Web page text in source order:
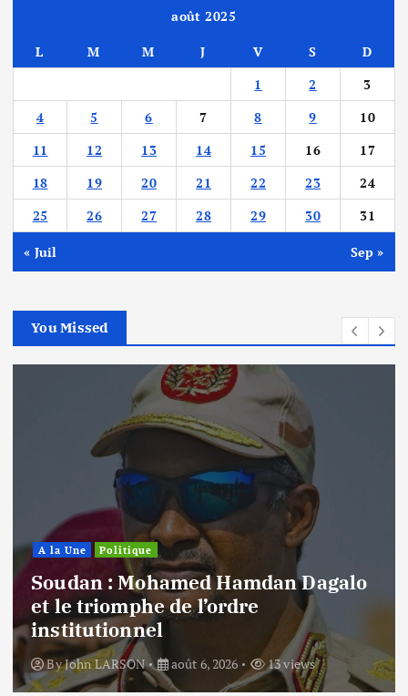
août 2025
L M M J V S
D
1
2
3
4
5 6 7 8 9
10
11
12 13 14 15 16
17
18
19 20 21 22 23
24
25
26 27 28 29 30 31
« Juil Sep »
You Missed
A la Une Politique
Soudan : Mohamed Hamdan Dagalo
et le triomphe de l’ordre
institutionnel
ByJohn LARSON août 6, 2026 13 views